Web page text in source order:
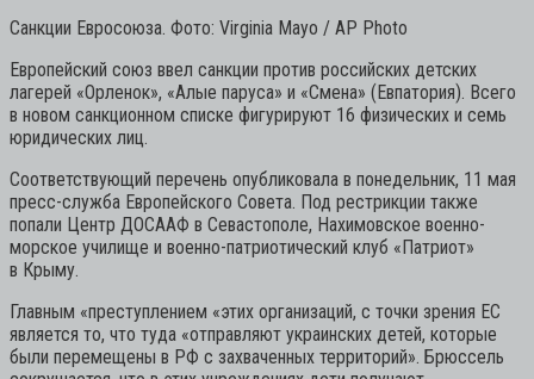
Санкции Евросоюза. Фото: Virginia Mayo / AP Photo
Европейский союз ввел санкции против российских детских
лагерей «Орленок», «Алые паруса» и «Смена» (Евпатория). Всего
в новом санкционном списке фигурируют 16 физических и семь
юридических лиц.
Соответствующий перечень опубликовала в понедельник, 11 мая
пресс-служба Европейского Совета. Под рестрикции также
попали Центр ДОСААФ в Севастополе, Нахимовское военно-
морское училище и военно-патриотический клуб «Патриот»
в Крыму.
Главным «преступлением «этих организаций, с точки зрения ЕС
является то, что туда «отправляют украинских детей, которые
были перемещены в РФ с захваченных территорий». Брюссель